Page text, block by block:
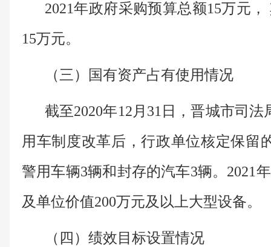
2021年政府采购预算总额15万元
15万元。
（三）国有资产占有使用情况
截至2020年12月31日，晋城市司
用车制度改革后，行政单位核定保留
警用车辆3辆和封存的汽车3辆。 2021
及单位价值200万元及以上大型设备。
（四）绩效目标设置情况